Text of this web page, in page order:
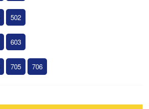
502
603
705 706